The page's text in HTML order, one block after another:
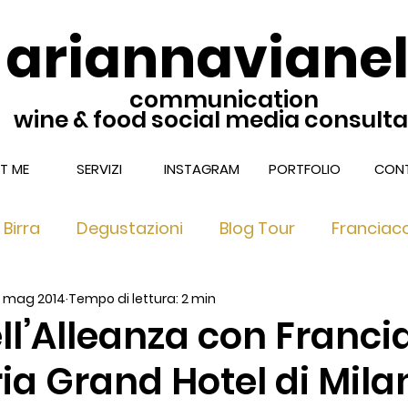
communication
wine & food social media
ME SERVIZI INSTAGRAM PORTFOLIO
Birra Degustazioni Blog Tour
Extra Brut & Dosag
di TUC Franciacorta Satèn Locali
con
Grand Hotel di
mag 2014 Tempo di lettura: 2 min